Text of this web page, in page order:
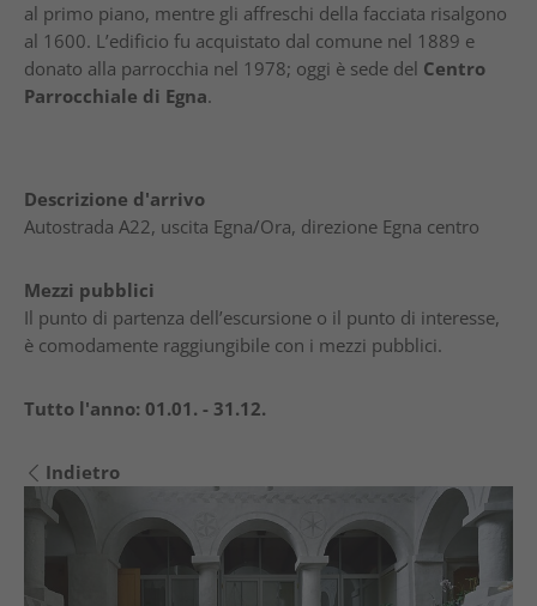
al primo piano, mentre gli affreschi della facciata risalgono
al 1600. L’edificio fu acquistato dal comune nel 1889 e
donato alla parrocchia nel 1978; oggi è sede del Centro
Parrocchiale di Egna.
Descrizione d'arrivo
Autostrada A22, uscita Egna/Ora, direzione Egna centro
Mezzi pubblici
Il punto di partenza dell’escursione o il punto di interesse,
è comodamente raggiungibile con i mezzi pubblici.
Tutto l'anno: 01.01. - 31.12.
Indietro